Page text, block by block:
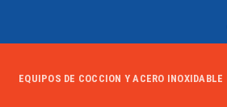
EQUIPOS DE COCCION Y ACERO INOXIDABLE